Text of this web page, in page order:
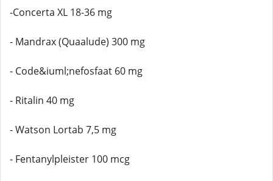
-Concerta XL 18-36 mg
- Mandrax (Quaalude) 300 mg
- Code&iuml;nefosfaat 60 mg
- Ritalin 40 mg
- Watson Lortab 7,5 mg
- Fentanylpleister 100 mcg